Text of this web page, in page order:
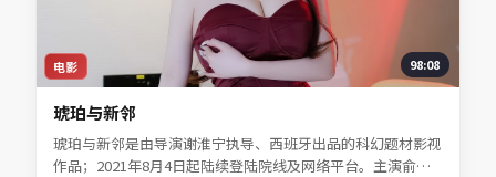
电影 98:08
琥珀与新邻
琥珀与新邻是由导演谢淮宁执导、西班牙出品的科幻题材影视
作品；2021年8月4日起陆续登陆院线及网络平台。主演俞听